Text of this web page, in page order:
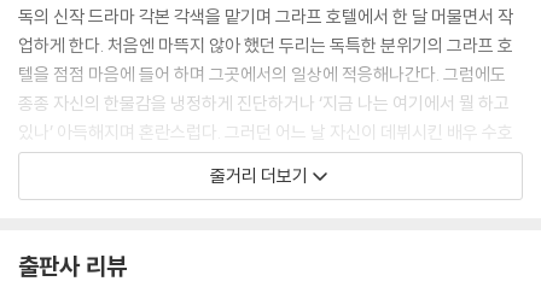
“배부른 소리는 아니지. 원래 사람은 잘나가고 있을 때 더 불안하고 두려운
거야.”
--- p.44
한 남자가 505호 앞에 가만히 멈춰 섰다.
여자의 마음은 함께 보낸 시간이 길어질수록 더더욱 알기가 어려워지는 것
독의 신작 드라마 각본 각색을 맡기며 그라프 호텔에서 한 달 머물면서 작
업하게 한다. 처음엔 마뜩지 않아 했던 두리는 독특한 분위기의 그라프 호
텔을 점점 마음에 들어 하며 그곳에서의 일상에 적응해나간다. 그럼에도
종종 자신의 한물감을 냉정하게 진단하거나 ‘지금 나는 여기에서 뭘 하고
있나’ 아득해지며 혼란스럽다. 그러던 어느 날 자신이 데뷔시킨 배우 수호
의 급작스러운 호텔 방문으로 스스로를 속이고 있던 자신이 진심으로 원하
는 것이 무엇인지를 깨닫는다.
줄거리 더보기
출판사 리뷰